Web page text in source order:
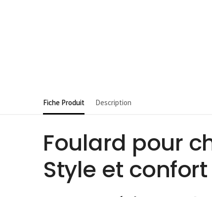
Fiche Produit Description
Foulard pour
Style et